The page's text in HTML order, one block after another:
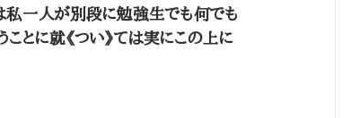
私一人が別段に勉強生でも何でも
ことに就《つい》ては実にこの上に